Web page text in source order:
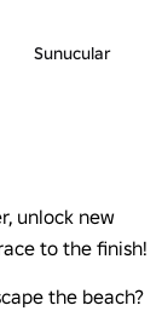
Sunucular
unlock new
to the finish!
the beach?